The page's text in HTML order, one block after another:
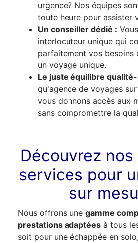
urgence? Nos équipes
toute heure pour assister
Un conseiller dédié :
interlocuteur unique qui
parfaitement vos besoins
un voyage unique.
Le juste équilibre
qu'agence de voyages
vous donnons accès aux
sans compromettre la
Découvrez
services pour
sur
Nous offrons une gamme
prestations adaptées à tous
soit pour une échappée en